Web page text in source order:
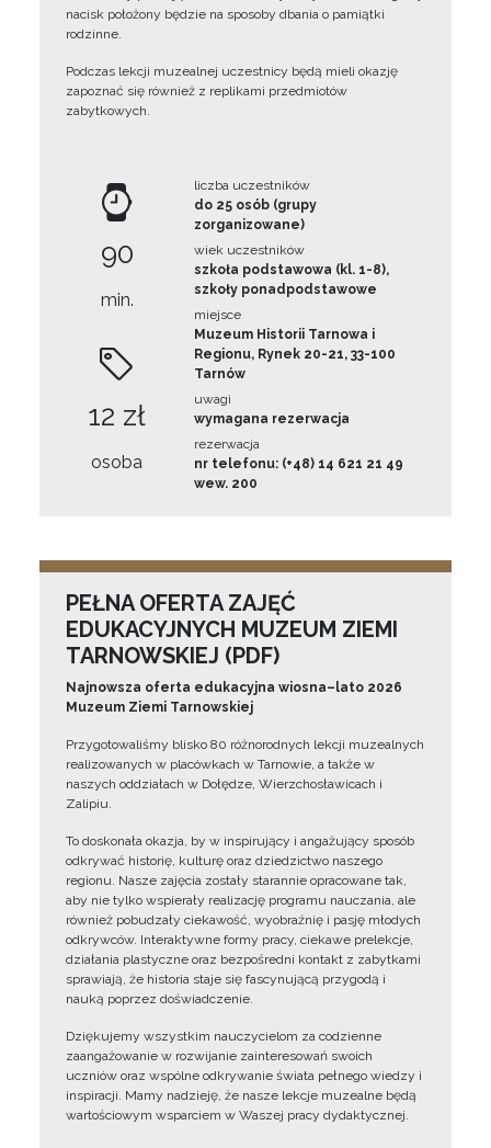
nacisk położony będzie na sposoby dbania o pamiątki
rodzinne.
Podczas lekcji muzealnej uczestnicy będą mieli okazję
zapoznać się również z replikami przedmiotów
zabytkowych.
90
min.
12 zł
osoba
liczba uczestników
do 25 osób (grupy
zorganizowane)
wiek uczestników
szkoła podstawowa (kl. 1-8),
szkoły ponadpodstawowe
miejsce
Muzeum Historii Tarnowa i
Regionu, Rynek 20-21, 33-100
Tarnów
uwagi
wymagana rezerwacja
rezerwacja
nr telefonu: (+48) 14 621 21 49
wew. 200
PEŁNA OFERTA ZAJĘĆ
EDUKACYJNYCH MUZEUM ZIEMI
TARNOWSKIEJ (PDF)
Najnowsza oferta edukacyjna wiosna–lato 2026
Muzeum Ziemi Tarnowskiej
Przygotowaliśmy blisko 80 różnorodnych lekcji muzealnych
realizowanych w placówkach w Tarnowie, a także w
naszych oddziałach w Dołędze, Wierzchosławicach i
Zalipiu.
To doskonała okazja, by w inspirujący i angażujący sposób
odkrywać historię, kulturę oraz dziedzictwo naszego
regionu. Nasze zajęcia zostały starannie opracowane tak,
aby nie tylko wspierały realizację programu nauczania, ale
również pobudzały ciekawość, wyobraźnię i pasję młodych
odkrywców. Interaktywne formy pracy, ciekawe prelekcje,
działania plastyczne oraz bezpośredni kontakt z zabytkami
sprawiają, że historia staje się fascynującą przygodą i
nauką poprzez doświadczenie.
Dziękujemy wszystkim nauczycielom za codzienne
zaangażowanie w rozwijanie zainteresowań swoich
uczniów oraz wspólne odkrywanie świata pełnego wiedzy i
inspiracji. Mamy nadzieję, że nasze lekcje muzealne będą
wartościowym wsparciem w Waszej pracy dydaktycznej.